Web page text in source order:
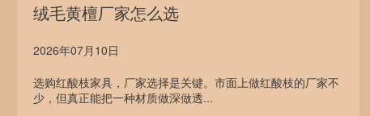
绒毛黄檀厂家怎么选
2026年07月10日
选购红酸枝家具，厂家选择是关键。市面上做红酸枝的厂家不
少，但真正能把一种材质做深做透...